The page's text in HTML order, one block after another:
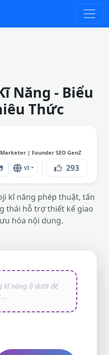
Năng - Biểu
Thức
| Founder SEO GenZ
VI 293
kĩ năng phép thuật, tấn
thái hỗ trợ thiết kế giao
hóa nội dung.